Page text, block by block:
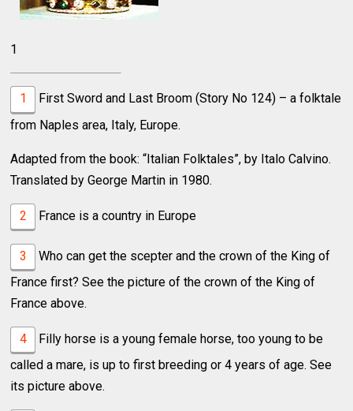
1
1
First Sword and Last Broom (Story No 124) – a folktale
from Naples area, Italy, Europe.
Adapted from the book: “Italian Folktales”, by Italo Calvino.
Translated by George Martin in 1980.
2 France is a country in Europe
3
Who can get the scepter and the crown of the King of
France first? See the picture of the crown of the King of
France above.
4
Filly horse is a young female horse, too young to be
called a mare, is up to first breeding or 4 years of age. See
its picture above.